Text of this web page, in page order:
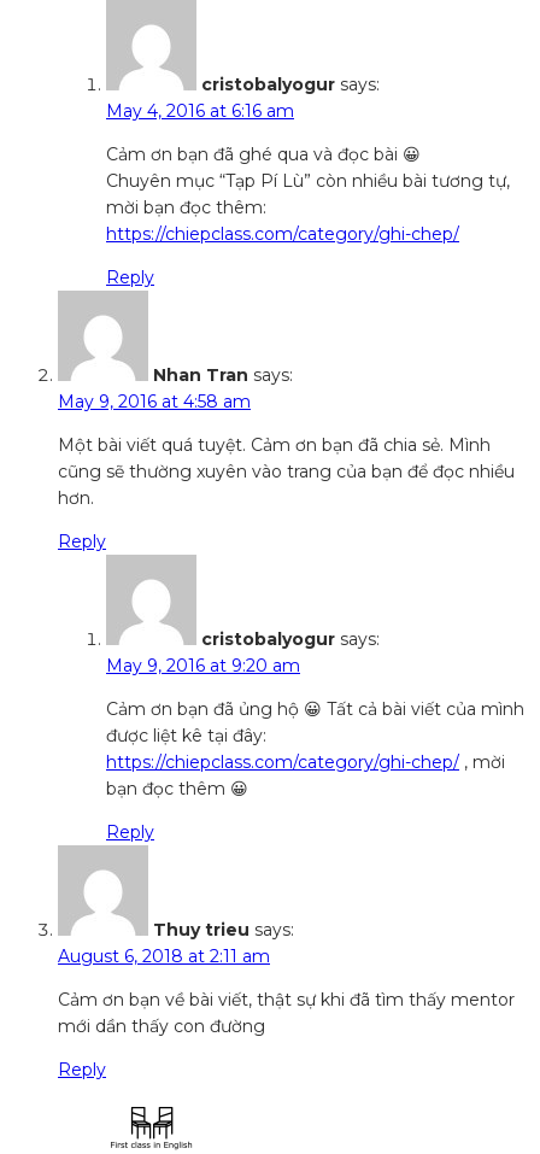
cristobalyogur says:
May 4, 2016 at 6:16 am
Cảm ơn bạn đã ghé qua và đọc bài 😀
Chuyên mục “Tạp Pí Lù” còn nhiều bài tương tự,
mời bạn đọc thêm:
https://chiepclass.com/category/ghi-chep/
Reply
Nhan Tran says:
May 9, 2016 at 4:58 am
Một bài viết quá tuyệt. Cảm ơn bạn đã chia sẻ. Mình
cũng sẽ thường xuyên vào trang của bạn để đọc nhiều
hơn.
Reply
cristobalyogur says:
May 9, 2016 at 9:20 am
Cảm ơn bạn đã ủng hộ 😀 Tất cả bài viết của mình
được liệt kê tại đây:
https://chiepclass.com/category/ghi-chep/ , mời
bạn đọc thêm 😀
Reply
Thuy trieu says:
August 6, 2018 at 2:11 am
Cảm ơn bạn về bài viết, thật sự khi đã tìm thấy mentor
mới dần thấy con đường
Reply